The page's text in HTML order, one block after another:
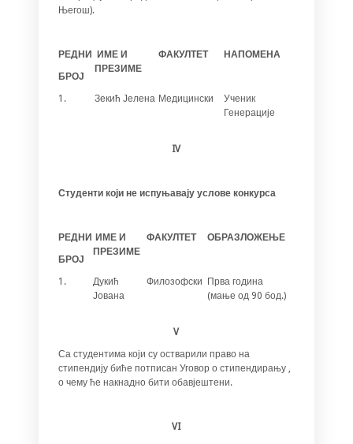
Његош).
РЕДНИ
БРОЈ
ИМЕ И
ПРЕЗИМЕ
ФАКУЛТЕТ НАПОМЕНА
1. Зекић Јелена Медицински
Ученик
Генерације
IV
Студенти који не испуњавају услове конкурса
РЕДНИ
БРОЈ
ИМЕ И
ПРЕЗИМЕ
ФАКУЛТЕТ ОБРАЗЛОЖЕЊЕ
1.
Дукић
Јована
Филозофски Прва година
(мање од 90 бод.)
V
Са студентима који су остварили право на
стипендију биће потписан Уговор о стипендирању ,
о чему ће накнадно бити обавјештени.
VI